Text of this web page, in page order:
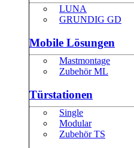
LUNA
GRUNDIG GD
Mobile Lösungen
Mastmontage
Zubehör ML
Türstationen
Single
Modular
Zubehör TS